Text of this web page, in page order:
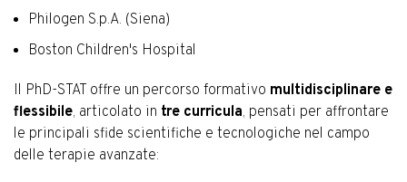
Philogen S.p.A. (Siena)
Boston Children's Hospital
Il PhD-STAT offre un percorso formativo multidisciplinare e
flessibile, articolato in tre curricula, pensati per affrontare
le principali sfide scientifiche e tecnologiche nel campo
delle terapie avanzate: